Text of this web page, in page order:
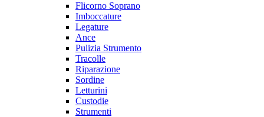
Flicorno Soprano
Imboccature
Legature
Ance
Pulizia Strumento
Tracolle
Riparazione
Sordine
Letturini
Custodie
Strumenti